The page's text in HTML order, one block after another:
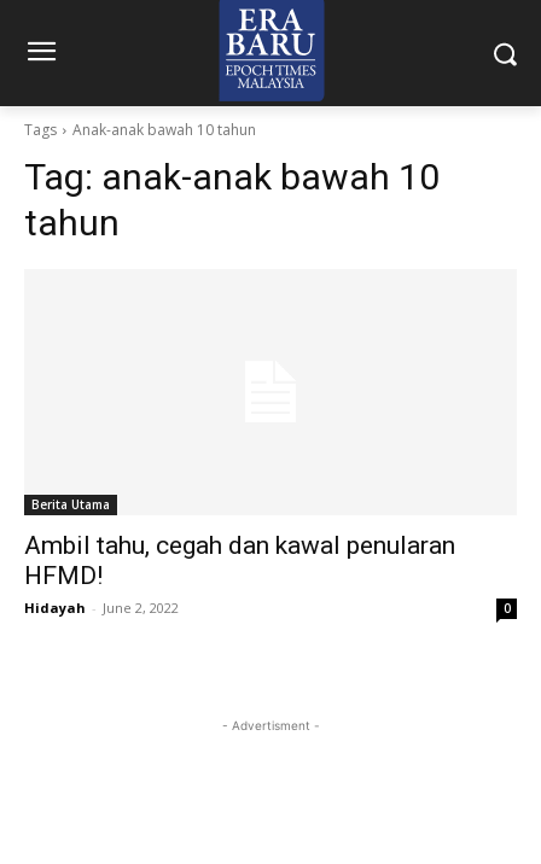
Tags Anak-anak bawah 10 tahun
Tag: anak-anak bawah 10
tahun
Berita Utama
Ambil tahu, cegah dan kawal penularan
HFMD!
Hidayah - June 2, 2022 0
- Advertisment -